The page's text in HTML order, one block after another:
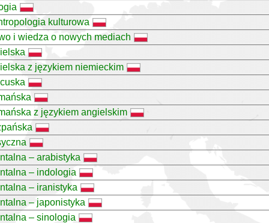
kulturowa
i wiedza o nowych mediach
z językiem niemieckim
z językiem angielskim
– arabistyka
– indologia
– iranistyka
– japonistyka
– sinologia